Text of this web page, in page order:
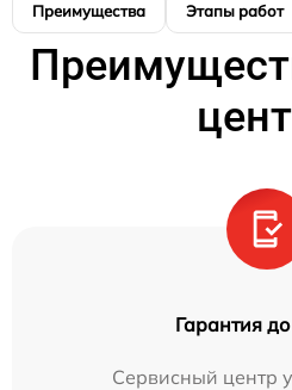
Преимущества Этапы работ
Гарантия
Сервисный центр